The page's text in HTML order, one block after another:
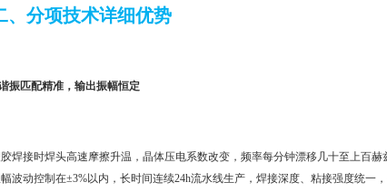
、分项技术详细优势
振匹配精准，输出振幅恒定
焊接时焊头高速摩擦升温，晶体压电系数改变，频率每分钟漂移几十至上百
波动控制在±3%以内，长时间连续24h流水线生产，焊接深度、粘接强度统一